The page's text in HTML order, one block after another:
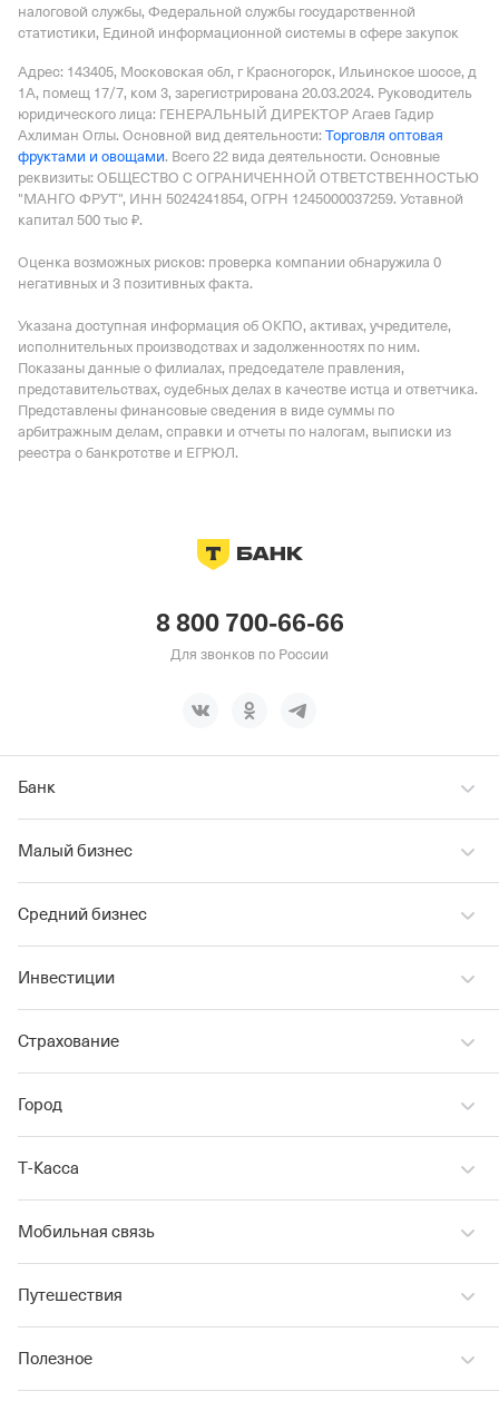
налоговой службы, Федеральной службы государственной
статистики, Единой информационной системы в сфере закупок
Адрес: 143405, Московская обл, г Красногорск, Ильинское шоссе, д
1А, помещ 17/7, ком 3, зарегистрирована 20.03.2024. Руководитель
юридического лица: ГЕНЕРАЛЬНЫЙ ДИРЕКТОР Агаев Гадир
Ахлиман Оглы. Основной вид деятельности: Торговля оптовая
фруктами и овощами. Всего 22 вида деятельности. Основные
реквизиты: ОБЩЕСТВО С ОГРАНИЧЕННОЙ ОТВЕТСТВЕННОСТЬЮ
"МАНГО ФРУТ", ИНН 5024241854, ОГРН 1245000037259. Уставной
капитал 500 тыс ₽.
Оценка возможных рисков: проверка компании обнаружила 0
негативных и 3 позитивных факта.
Указана доступная информация об ОКПО, активах, учредителе,
исполнительных производствах и задолженностях по ним.
Показаны данные о филиалах, председателе правления,
представительствах, судебных делах в качестве истца и ответчика.
Представлены финансовые сведения в виде суммы по
арбитражным делам, справки и отчеты по налогам, выписки из
реестра о банкротстве и ЕГРЮЛ.
8 800 700-66-66
Для звонков по России
Банк
Малый бизнес
Средний бизнес
Инвестиции
Страхование
Город
Т‑Касса
Мобильная связь
Путешествия
Полезное